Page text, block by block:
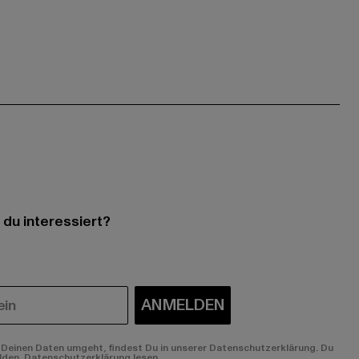
interessiert?
ANMELDEN
Daten umgeht, findest Du in unserer Datenschutzerklärung. Du